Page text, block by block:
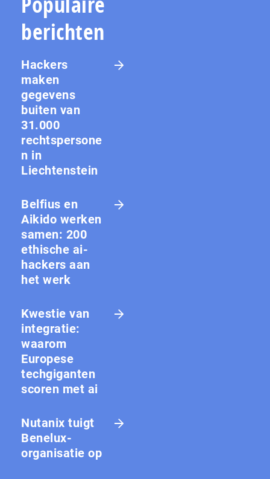
berichten
Hackers
maken
gegevens
buiten van
31.000
rechtspersone
n in
Liechtenstein
Belfius en
Aikido werken
samen: 200
ethische ai-
hackers aan
het werk
Kwestie van
integratie:
waarom
Europese
techgiganten
scoren met ai
Nutanix tuigt
Benelux-
organisatie op